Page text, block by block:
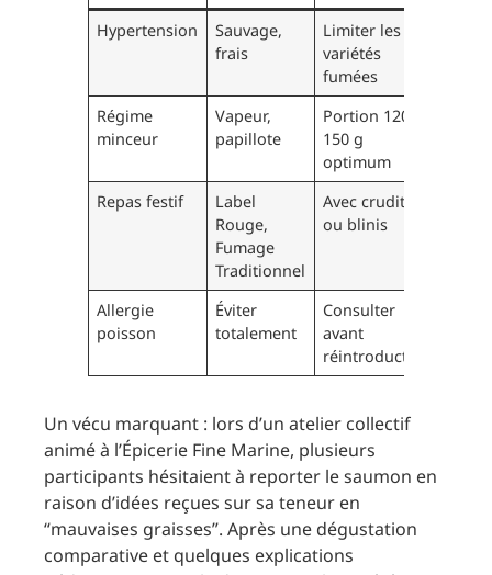
Hypertension
Sauvage,
frais
Limiter les
variétés
fumées
Régime
minceur
Vapeur,
papillote
Portion 120-
150 g
optimum
Repas festif
Label
Rouge,
Fumage
Traditionnel
Avec crudités
ou blinis
Allergie
poisson
Éviter
totalement
Consulter
avant
réintroduction
Un vécu marquant : lors d’un atelier collectif
animé à l’Épicerie Fine Marine, plusieurs
participants hésitaient à reporter le saumon en
raison d’idées reçues sur sa teneur en
“mauvaises graisses”. Après une dégustation
comparative et quelques explications